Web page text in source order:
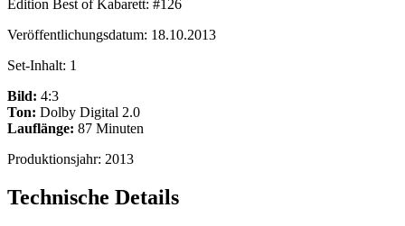
Edition Best of Kabarett: #126
Veröffentlichungsdatum: 18.10.2013
Set-Inhalt: 1
Bild: 4:3
Ton: Dolby Digital 2.0
Lauflänge: 87 Minuten
Produktionsjahr: 2013
Technische Details